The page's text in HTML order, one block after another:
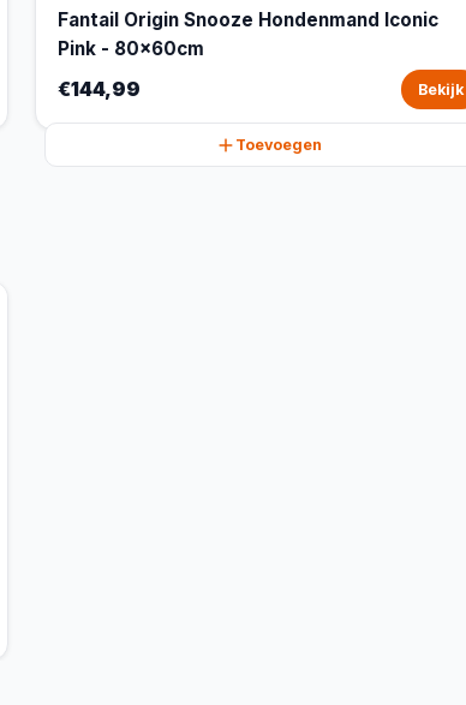
Fantail Origin Snooze Hondenmand Iconic
Pink - 80x60cm
€144,99 Bekijk
Toevoegen